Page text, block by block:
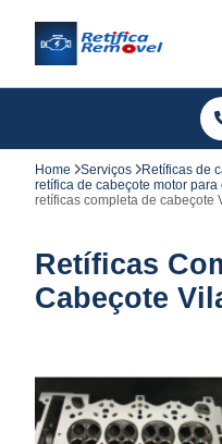
Home Serviços
Retíficas de
retífica de cabeçote motor
retíficas completa de cabeçote
Retíficas
Cabeçote